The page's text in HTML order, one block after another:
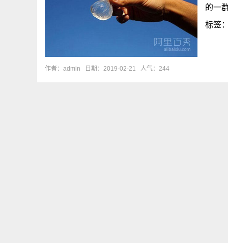
的一
标签
作者：admin 日期：2019-02-21 人气：244